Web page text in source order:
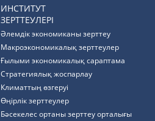
ИНСТИТУТ
ЗЕРТТЕУЛЕРІ
Әлемдік экономиканы зерттеу
Макроэкономикалық зерттеулер
Ғылыми экономикалық сараптама
Стратегиялық жоспарлау
Климаттың өзгеруі
Өңірлік зерттеулер
Бәсекелес ортаны зерттеу орталығы